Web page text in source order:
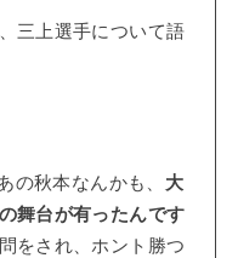
三上選手について語
の秋本なんかも、 大
舞台が有ったんです
をされ、ホント勝つ